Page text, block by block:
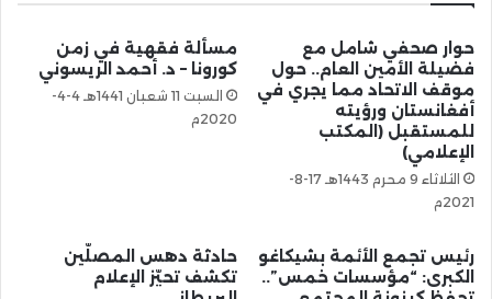
حوار صحفي شامل مع
فضيلة الأمين العام.. حول
موقف الاتحاد مما يجري في
أفغانستان ورؤيته
للمستقبل (المكتب
الإعلامي)
الثلاثاء 9 محرم 1443هـ 17-8-
2021م
مسألة فقهية في زمن
كورونا – د. أحمد الريسوني
السبت 11 شعبان 1441هـ 4-4-
2020م
رئيس تجمع الأئمة بشيكاغو
الكبرى: “مؤسسات خمس”..
حادثة دهس المصلّين
تكشف تحيّز الإعلام